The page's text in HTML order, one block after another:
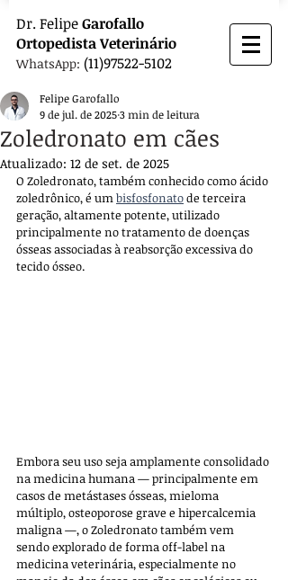
Dr. FelipeGarofallo
OrtopedistaVeterinário
WhatsApp: (11)97522-5102
Zoledronato em cães
Felipe Garofallo
9 de jul. de 20253 min de leitura
Atualizado: 12 de set. de 2025
O Zoledronato, também conhecido como ácido
zoledrônico, é um bisfosfonato de terceira
geração, altamente potente, utilizado
principalmente no tratamento de doenças
ósseas associadas à reabsorção excessiva do
tecido ósseo.
Embora seu uso seja amplamente consolidado
na medicina humana — principalmente em
casos de metástases ósseas, mieloma
múltiplo, osteoporose grave e hipercalcemia
maligna —, o Zoledronato também vem
sendo explorado de forma off-label na
medicina veterinária, especialmente no